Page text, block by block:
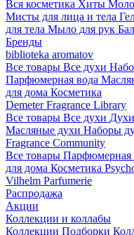
Вся косметика Хиты
Мисты для лица и тела
для тела Мыло для рук
Бренды
biblioteka aromatov
Все товары Все духи
Парфюмерная вода
для дома Косметика
Demeter Fragrance Library
Все товары Все духи
Масляные духи Наборы
Fragrance Community
Все товары Парфюмерная
для дома Косметика
Vilhelm Parfumerie
Распродажа
Акции
Коллекции и коллабы
Коллекции Подборки